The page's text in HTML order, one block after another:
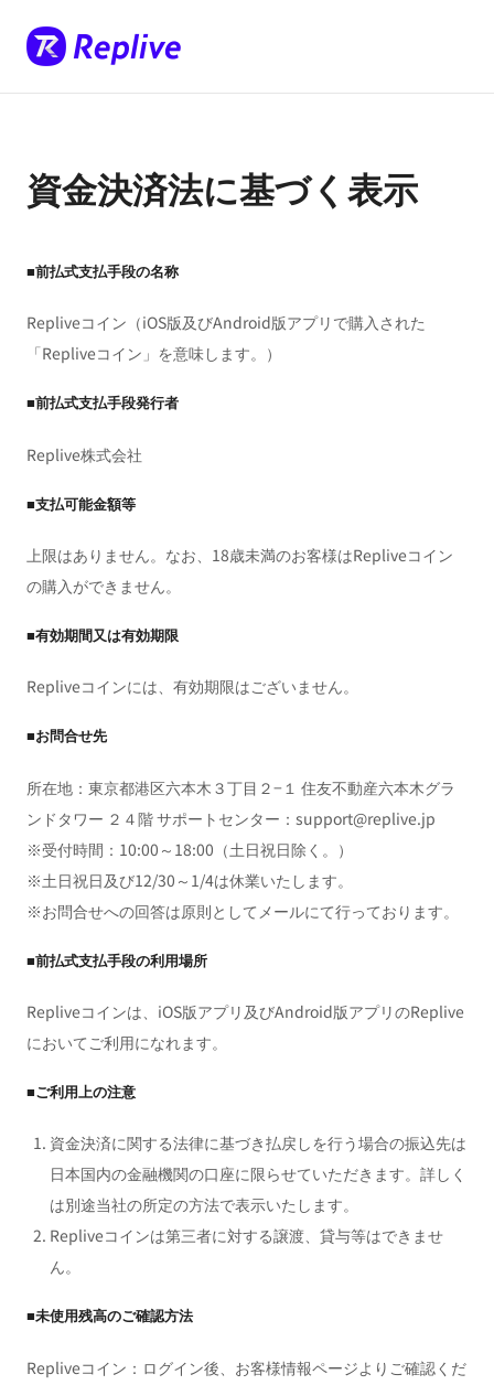
資金決済法に基づく表示
■前払式支払手段の名称
Repliveコイン（iOS版及びAndroid版アプリで購入された
「Repliveコイン」を意味します。）
■前払式支払手段発行者
Replive株式会社
■支払可能金額等
上限はありません。なお、18歳未満のお客様はRepliveコイン
の購入ができません。
■有効期間又は有効期限
Repliveコインには、有効期限はございません。
■お問合せ先
所在地：東京都港区六本木３丁目２−１ 住友不動産六本木グラ
ンドタワー ２４階 サポートセンター：support@replive.jp
※受付時間：10:00～18:00（土日祝日除く。）
※土日祝日及び12/30～1/4は休業いたします。
※お問合せへの回答は原則としてメールにて行っております。
■前払式支払手段の利用場所
Repliveコインは、iOS版アプリ及びAndroid版アプリのReplive
においてご利用になれます。
■ご利用上の注意
資金決済に関する法律に基づき払戻しを行う場合の振込先は
日本国内の金融機関の口座に限らせていただきます。詳しく
は別途当社の所定の方法で表示いたします。
Repliveコインは第三者に対する譲渡、貸与等はできませ
ん。
■未使用残高のご確認方法
Repliveコイン：ログイン後、お客様情報ページよりご確認くだ